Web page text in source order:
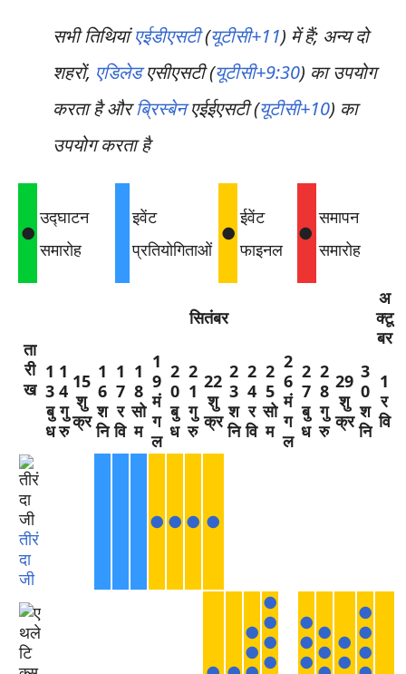
सभी तिथियांएईडीएसटी(यूटीसी+11) में हैं; अन्य दो
शहरों, एडिलेडएसीएसटी (यूटीसी+9:30) का उपयोग
करता है औरब्रिस्बेनएईईएसटी (यूटीसी+10) का
उपयोग करता है
●
उद्घाटन
समारोह
इवेंट
प्रतियोगिताओं
●
ईवेंट
फाइनल
●
समापन
समारोह
ता
री
ख
सितंबर
अ
क्टू
बर
1
3
बु
ध
1
4
गु
रु
15
शु
क्र
1
6
श
नि
1
7
र
वि
1
8
सो
म
1
9
मं
ग
ल
2
0
बु
ध
2
1
गु
रु
22
शु
क्र
2
3
श
नि
2
4
र
वि
2
5
सो
म
2
6
मं
ग
ल
2
7
बु
ध
2
8
गु
रु
29
शु
क्र
3
0
श
नि
1
र
वि
तीरं
दा
जी
● ● ● ●
●
●
●
●
●
●
●
●
●
●
● ●
●
●
●
●